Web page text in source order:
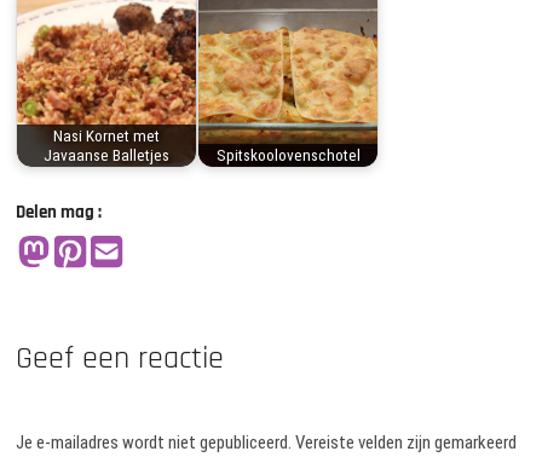
Nasi Kornet met
Javaanse Balletjes
Spitskoolovenschotel
Delen mag :
Geef een reactie
Je e-mailadres wordt niet gepubliceerd. Vereiste velden zijn gemarkeerd